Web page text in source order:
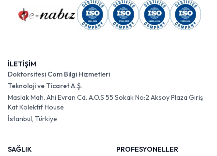
İLETİŞİM
Doktorsitesi Com Bilgi Hizmetleri
Teknoloji ve Ticaret A.Ş.
Maslak Mah. Ahi Evran Cd. A.O.S 55 Sokak No:2 Aksoy Plaza Giriş
Kat Kolektif House
İstanbul, Türkiye
SAĞLIK
PROFESYONELLER